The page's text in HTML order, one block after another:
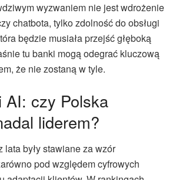
wyzwaniem nie jest wdrożenie
chatbota, tylko zdolność do obsługi
będzie musiała przejść głęboką
tu banki mogą odegrać kluczową
że nie zostaną w tyle.
AI: czy Polska
liderem?
lata były stawiane za wzór
pod względem cyfrowych